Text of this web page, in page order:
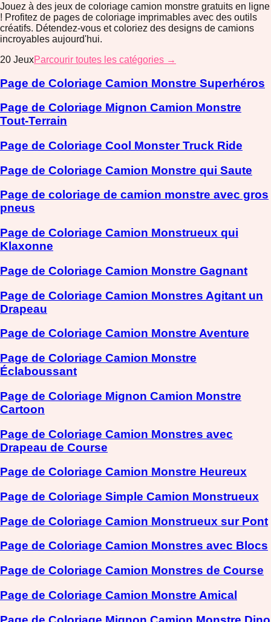
Jouez à des jeux de coloriage camion monstre gratuits en ligne
! Profitez de pages de coloriage imprimables avec des outils
créatifs. Détendez-vous et coloriez des designs de camions
incroyables aujourd'hui.
20 JeuxParcourir toutes les catégories →
Page de Coloriage Camion Monstre Superhéros
Page de Coloriage Mignon Camion Monstre
Tout-Terrain
Page de Coloriage Cool Monster Truck Ride
Page de Coloriage Camion Monstre qui Saute
Page de coloriage de camion monstre avec gros
pneus
Page de Coloriage Camion Monstrueux qui
Klaxonne
Page de Coloriage Camion Monstre Gagnant
Page de Coloriage Camion Monstres Agitant un
Drapeau
Page de Coloriage Camion Monstre Aventure
Page de Coloriage Camion Monstre
Éclaboussant
Page de Coloriage Mignon Camion Monstre
Cartoon
Page de Coloriage Camion Monstres avec
Drapeau de Course
Page de Coloriage Camion Monstre Heureux
Page de Coloriage Simple Camion Monstrueux
Page de Coloriage Camion Monstrueux sur Pont
Page de Coloriage Camion Monstres avec Blocs
Page de Coloriage Camion Monstres de Course
Page de Coloriage Camion Monstre Amical